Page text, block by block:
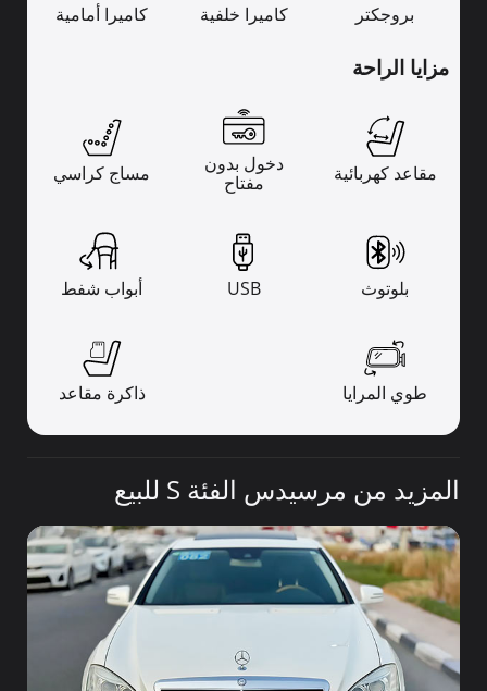
بروجكتر كاميرا خلفية كاميرا أمامية
مزايا الراحة
مقاعد كهربائية
دخول بدون
مفتاح
مساج كراسي
بلوتوث USB أبواب شفط
طوي المرايا ذاكرة مقاعد
المزيد من مرسيدس الفئة S للبيع